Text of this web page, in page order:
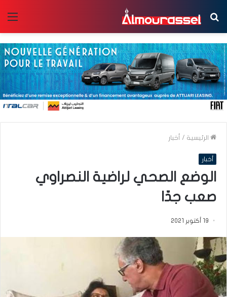
بحث
عن
الرئيسية / أخبار
أخبار
الوضع الصحي لراضية النصراوي
صعب جدّا
19 أكتوبر 2021